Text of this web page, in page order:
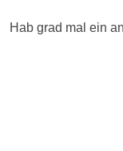
Hab grad mal ein